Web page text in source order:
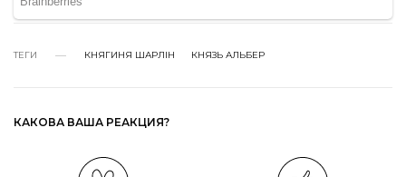
ТЕГИ КНЯГИНЯ ШАРЛІН КНЯЗЬ АЛЬБЕР
КАКОВА ВАША РЕАКЦИЯ?